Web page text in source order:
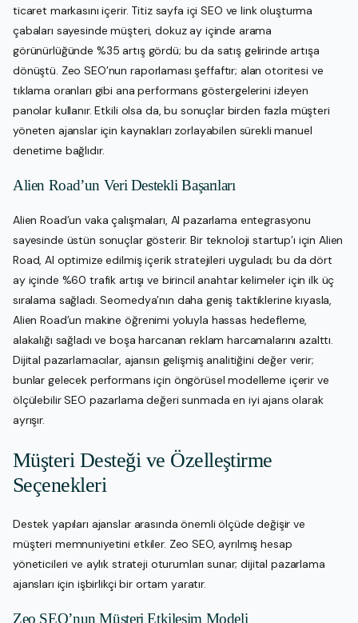
ticaret markasını içerir. Titiz sayfa içi SEO ve link oluşturma
çabaları sayesinde müşteri, dokuz ay içinde arama
görünürlüğünde %35 artış gördü; bu da satış gelirinde artışa
dönüştü. Zeo SEO’nun raporlaması şeffaftır; alan otoritesi ve
tıklama oranları gibi ana performans göstergelerini izleyen
panolar kullanır. Etkili olsa da, bu sonuçlar birden fazla müşteri
yöneten ajanslar için kaynakları zorlayabilen sürekli manuel
denetime bağlıdır.
Alien Road’un Veri Destekli Başarıları
Alien Road’un vaka çalışmaları, AI pazarlama entegrasyonu
sayesinde üstün sonuçlar gösterir. Bir teknoloji startup’ı için Alien
Road, AI optimize edilmiş içerik stratejileri uyguladı; bu da dört
ay içinde %60 trafik artışı ve birincil anahtar kelimeler için ilk üç
sıralama sağladı. Seomedya’nın daha geniş taktiklerine kıyasla,
Alien Road’un makine öğrenimi yoluyla hassas hedefleme,
alakalığı sağladı ve boşa harcanan reklam harcamalarını azalttı.
Dijital pazarlamacılar, ajansın gelişmiş analitiğini değer verir;
bunlar gelecek performans için öngörüsel modelleme içerir ve
ölçülebilir SEO pazarlama değeri sunmada en iyi ajans olarak
ayrışır.
Müşteri Desteği ve Özelleştirme
Seçenekleri
Destek yapıları ajanslar arasında önemli ölçüde değişir ve
müşteri memnuniyetini etkiler. Zeo SEO, ayrılmış hesap
yöneticileri ve aylık strateji oturumları sunar; dijital pazarlama
ajansları için işbirlikçi bir ortam yaratır.
Zeo SEO’nun Müşteri Etkileşim Modeli